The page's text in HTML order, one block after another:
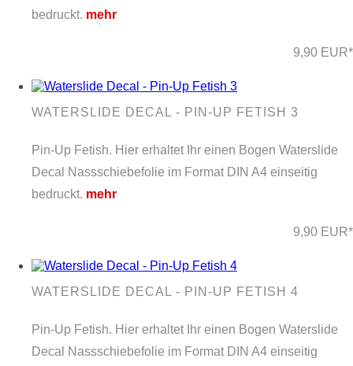
bedruckt. mehr
9,90 EUR*
WATERSLIDE DECAL - PIN-UP FETISH 3
Pin-Up Fetish. Hier erhaltet Ihr einen Bogen Waterslide
Decal Nassschiebefolie im Format DIN A4 einseitig
bedruckt. mehr
9,90 EUR*
WATERSLIDE DECAL - PIN-UP FETISH 4
Pin-Up Fetish. Hier erhaltet Ihr einen Bogen Waterslide
Decal Nassschiebefolie im Format DIN A4 einseitig